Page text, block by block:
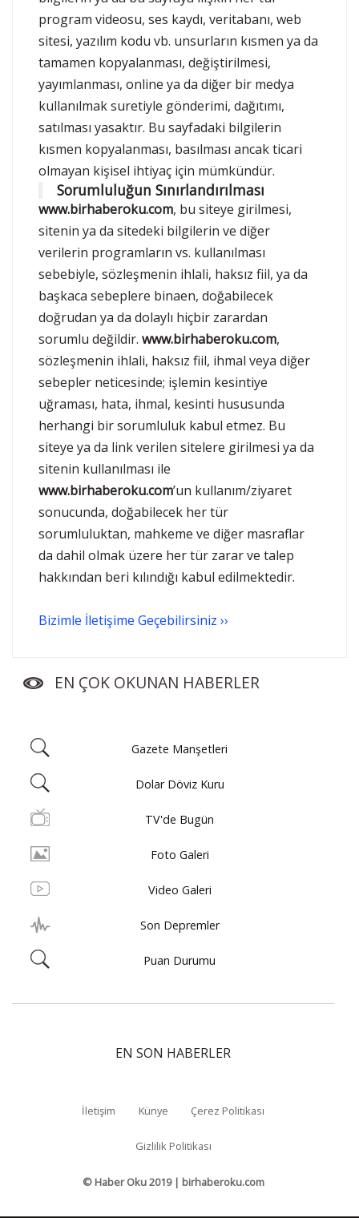
program videosu, ses kaydı, veritabanı, web
sitesi, yazılım kodu vb. unsurların kısmen ya da
tamamen kopyalanması, değiştirilmesi,
yayımlanması, online ya da diğer bir medya
kullanılmak suretiyle gönderimi, dağıtımı,
satılması yasaktır. Bu sayfadaki bilgilerin
kısmen kopyalanması, basılması ancak ticari
olmayan kişisel ihtiyaç için mümkündür.
Sorumluluğun Sınırlandırılması
www.birhaberoku.com, bu siteye girilmesi,
sitenin ya da sitedeki bilgilerin ve diğer
verilerin programların vs. kullanılması
sebebiyle, sözleşmenin ihlali, haksız fiil, ya da
başkaca sebeplere binaen, doğabilecek
doğrudan ya da dolaylı hiçbir zarardan
sorumlu değildir. www.birhaberoku.com,
sözleşmenin ihlali, haksız fiil, ihmal veya diğer
sebepler neticesinde; işlemin kesintiye
uğraması, hata, ihmal, kesinti hususunda
herhangi bir sorumluluk kabul etmez. Bu
siteye ya da link verilen sitelere girilmesi ya da
sitenin kullanılması ile
www.birhaberoku.com’un kullanım/ziyaret
sonucunda, doğabilecek her tür
sorumluluktan, mahkeme ve diğer masraflar
da dahil olmak üzere her tür zarar ve talep
hakkından beri kılındığı kabul edilmektedir.
Bizimle İletişime Geçebilirsiniz ››
EN ÇOK OKUNAN HABERLER
Gazete Manşetleri
Dolar Döviz Kuru
TV'de Bugün
Foto Galeri
Video Galeri
Son Depremler
Puan Durumu
EN SON HABERLER
İletişim Künye Çerez Politikası
Gizlilik Politikası
© Haber Oku 2019 | birhaberoku.com